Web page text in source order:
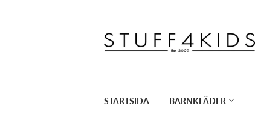
STARTSIDA BARNKLÄDER